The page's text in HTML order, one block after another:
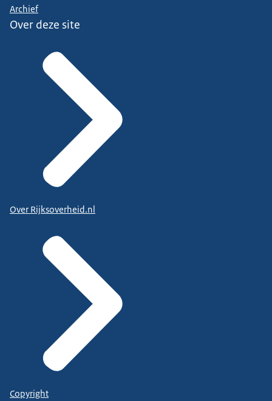
Archief
Over deze site
Over Rijksoverheid.nl
Copyright